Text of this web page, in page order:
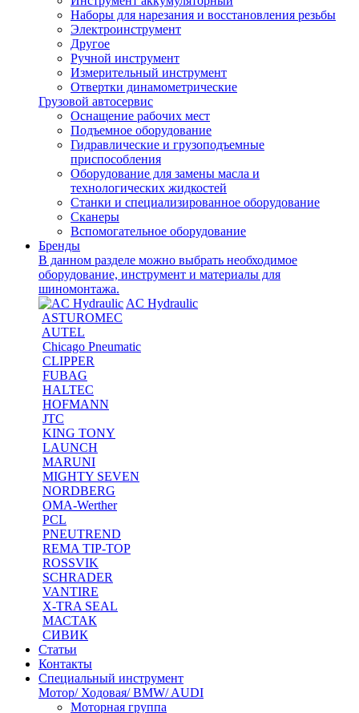
Наборы для нарезания и восстановления резьбы
Электроинструмент
Другое
Ручной инструмент
Измерительный инструмент
Отвертки динамометрические
Грузовой автосервис
Оснащение рабочих мест
Подъемное оборудование
Гидравлические и грузоподъемные
приспособления
Оборудование для замены масла и
технологических жидкостей
Станки и специализированное оборудование
Сканеры
Вспомогательное оборудование
Бренды
В данном разделе можно выбрать необходимое
оборудование, инструмент и материалы для
шиномонтажа.
AC Hydraulic
ASTUROMEC
AUTEL
Chicago Pneumatic
CLIPPER
FUBAG
HALTEC
HOFMANN
JTC
KING TONY
LAUNCH
MARUNI
MIGHTY SEVEN
NORDBERG
OMA-Werther
PCL
PNEUTREND
REMA TIP-TOP
ROSSVIK
SCHRADER
VANTIRE
X-TRA SEAL
МАСТАК
СИВИК
Статьи
Контакты
Специальный инструмент
Мотор/ Ходовая/ BMW/ AUDI
Моторная группа